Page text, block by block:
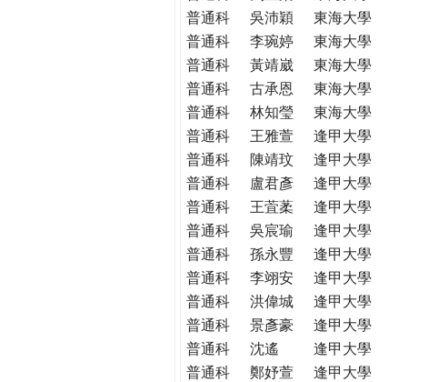
普通科
吳沛穎 東海大學
普通科
李琬婷 東海大學
普通科
黃靖崴 東海大學
普通科
古承恩 東海大學
普通科
林知瑩 東海大學
普通科
王雅萱 逢甲大學
普通科
陳靖玟 逢甲大學
普通科
盧君彥 逢甲大學
普通科
王萓葇 逢甲大學
普通科
吳宸瑜 逢甲大學
普通科
孫永豐 逢甲大學
普通科
李翊安 逢甲大學
普通科
洪偉城 逢甲大學
普通科
景彥豪 逢甲大學
普通科
沈遙 逢甲大學
普通科
鄭妤萱 逢甲大學